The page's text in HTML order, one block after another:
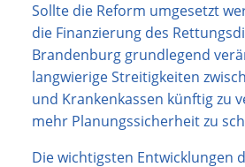
Sollte die Reform umgesetzt
die Finanzierung des
Brandenburg grundlegend
langwierige Streitigkeiten
und Krankenkassen künftig zu
mehr Planungssicherheit zu
Die wichtigsten Entwicklungen